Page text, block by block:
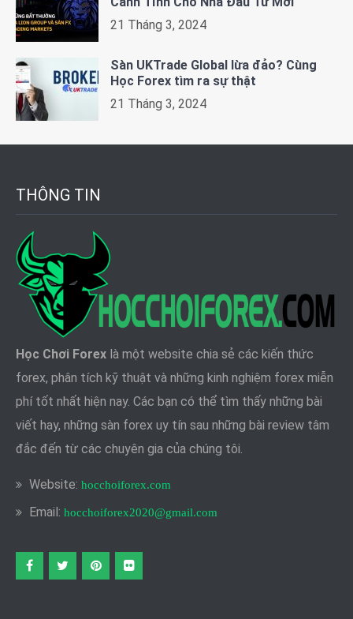
21 Tháng 3, 2024
Sàn UKTrade Global lừa đảo? Cùng
Học Forex tìm ra sự thật
21 Tháng 3, 2024
THÔNG TIN
Học Chơi Forex là một website chia sẻ các kiến thức
forex, phân tích kỹ thuật và những kinh nghiệm forex miễn
phí tốt nhất hiện nay. Các bạn có thể tìm thấy những bài
viết hay, những sàn forex uy tín sau những bài review tâm
đắc đến từ các chuyên gia của chúng tôi.
Website: hocchoiforex.com
Email: hocchoiforex2020@gmail.com